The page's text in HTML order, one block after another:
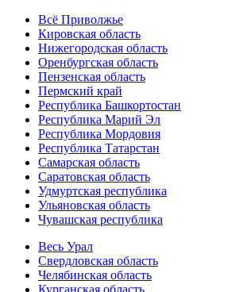
Всё Приволжье
Кировская область
Нижегородская область
Оренбургская область
Пензенская область
Пермский край
Республика Башкортостан
Республика Марий Эл
Республика Мордовия
Республика Татарстан
Самарская область
Саратовская область
Удмуртская республика
Ульяновская область
Чувашская республика
Весь Урал
Свердловская область
Челябинская область
Курганская область